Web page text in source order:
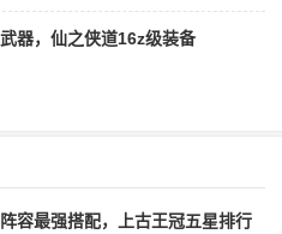
器，仙之侠道16z级装备
阵容最强搭配，上古王冠五星排行